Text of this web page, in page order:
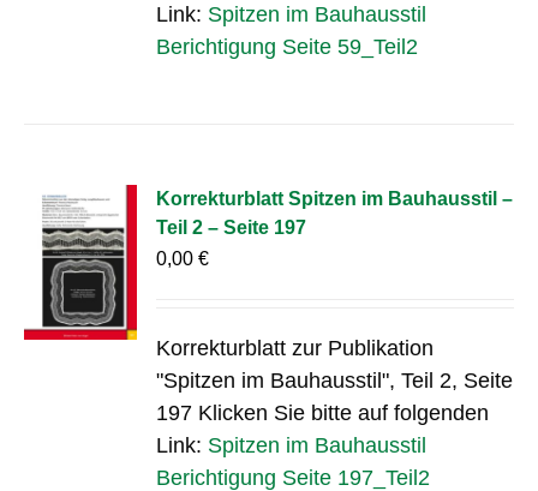
Link: Spitzen im Bauhausstil
Berichtigung Seite 59_Teil2
Korrekturblatt Spitzen im Bauhausstil –
Teil 2 – Seite 197
0,00€
Korrekturblatt zur Publikation
"Spitzen im Bauhausstil", Teil 2, Seite
197 Klicken Sie bitte auf folgenden
Link: Spitzen im Bauhausstil
Berichtigung Seite 197_Teil2